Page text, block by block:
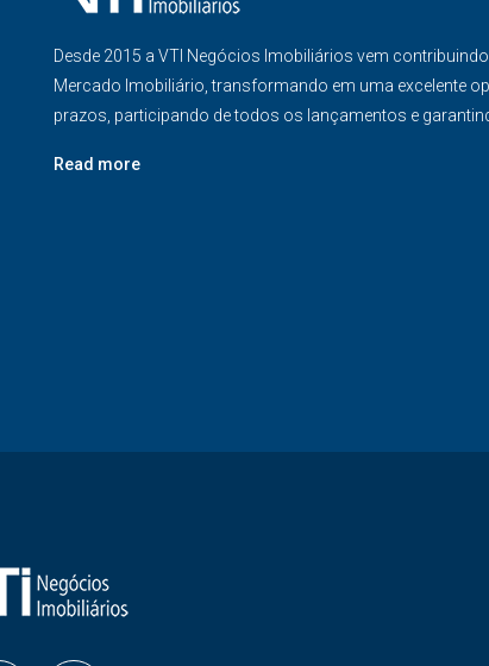
Desde 2015 a VTI Negócios Imobiliários vem
Mercado Imobiliário, transformando em uma excelente
prazos, participando de todos os lançamentos e
Read more